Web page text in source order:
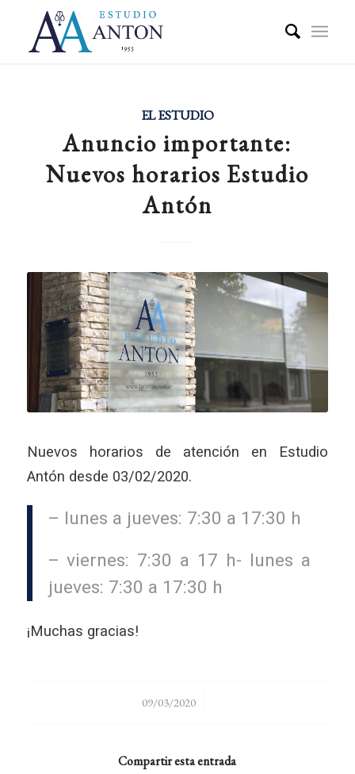
EL ESTUDIO
Anuncio importante:
Nuevos horarios Estudio
Antón
Nuevos horarios de atención en Estudio
Antón desde 03/02/2020.
– lunes a jueves: 7:30 a 17:30 h
– viernes: 7:30 a 17 h- lunes a
jueves: 7:30 a 17:30 h
¡Muchas gracias!
09/03/2020
/
Compartir esta entrada